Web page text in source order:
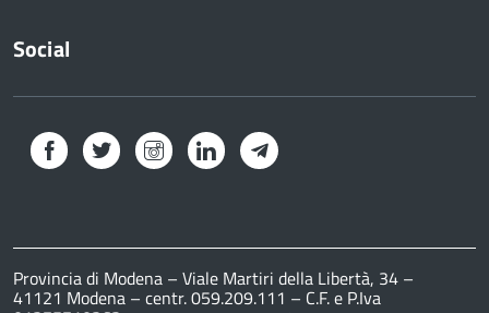
Social
Facebook Twitter InstagramLinkedInTelegram
Provincia di Modena – Viale Martiri della Libertà, 34 –
41121 Modena – centr. 059.209.111 – C.F. e P.Iva